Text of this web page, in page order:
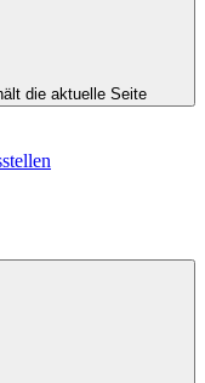
die aktuelle Seite